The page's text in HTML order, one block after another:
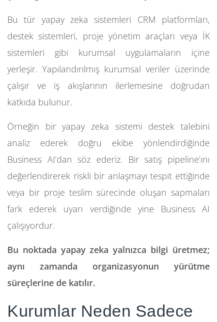
Bu tür yapay zeka sistemleri CRM platformları,
destek sistemleri, proje yönetim araçları veya İK
sistemleri gibi kurumsal uygulamaların içine
yerleşir. Yapılandırılmış kurumsal veriler üzerinde
çalışır ve iş akışlarının ilerlemesine doğrudan
katkıda bulunur.
Örneğin bir yapay zeka sistemi destek talebini
analiz ederek doğru ekibe yönlendirdiğinde
Business AI’dan söz ederiz. Bir satış pipeline’ını
değerlendirerek riskli bir anlaşmayı tespit ettiğinde
veya bir proje teslim sürecinde oluşan sapmaları
fark ederek uyarı verdiğinde yine Business AI
çalışıyordur.
Bu noktada yapay zeka yalnızca bilgi üretmez;
aynı zamanda organizasyonun yürütme
süreçlerine de katılır.
Kurumlar Neden Sadece